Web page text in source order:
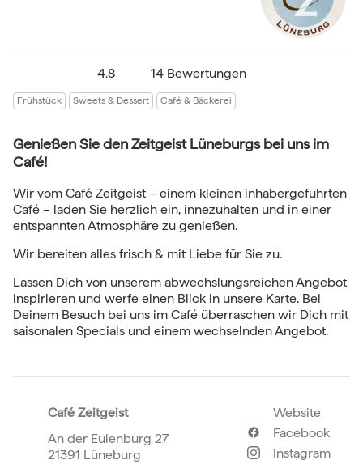
4.8 14 Bewertungen
Frühstück Sweets & Dessert Café & Bäckerei
Genießen Sie den Zeitgeist Lüneburgs bei uns im
Café!
Wir vom Café Zeitgeist – einem kleinen inhabergeführten
Café – laden Sie herzlich ein, innezuhalten und in einer
entspannten Atmosphäre zu genießen.
Wir bereiten alles frisch & mit Liebe für Sie zu.
Lassen Dich von unserem abwechslungsreichen Angebot
inspirieren und werfe einen Blick in unsere Karte. Bei
Deinem Besuch bei uns im Café überraschen wir Dich mit
saisonalen Specials und einem wechselnden Angebot.
Café Zeitgeist
An der Eulenburg 27
21391 Lüneburg
Website
Facebook
Instagram